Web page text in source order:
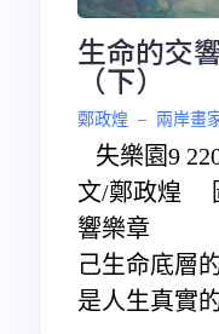
生命的交
（下）
鄭政煌 – 兩岸畫
失樂園9
文/鄭政煌
響樂章 透
己生命底層
是人生真實